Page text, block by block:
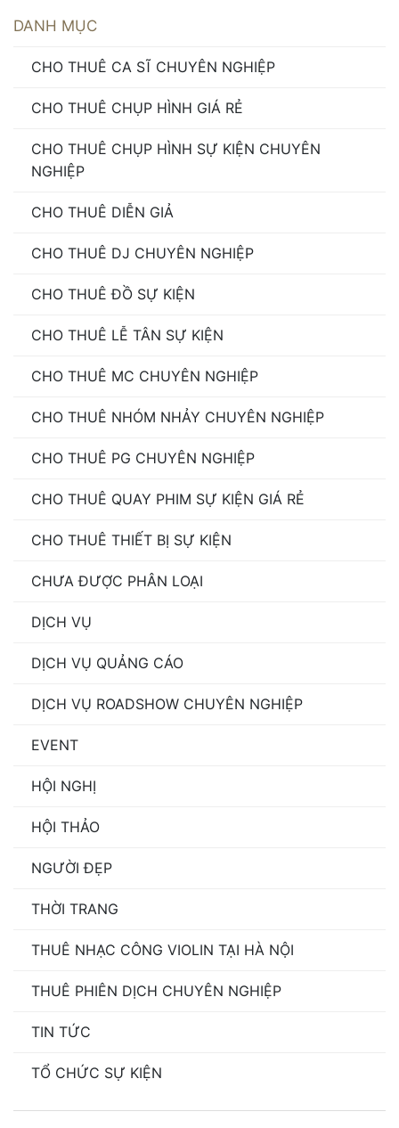
DANH MỤC
CHO THUÊ CA SĨ CHUYÊN NGHIỆP
CHO THUÊ CHỤP HÌNH GIÁ RẺ
CHO THUÊ CHỤP HÌNH SỰ KIỆN CHUYÊN
NGHIỆP
CHO THUÊ DIỄN GIẢ
CHO THUÊ DJ CHUYÊN NGHIỆP
CHO THUÊ ĐỒ SỰ KIỆN
CHO THUÊ LỄ TÂN SỰ KIỆN
CHO THUÊ MC CHUYÊN NGHIỆP
CHO THUÊ NHÓM NHẢY CHUYÊN NGHIỆP
CHO THUÊ PG CHUYÊN NGHIỆP
CHO THUÊ QUAY PHIM SỰ KIỆN GIÁ RẺ
CHO THUÊ THIẾT BỊ SỰ KIỆN
CHƯA ĐƯỢC PHÂN LOẠI
DỊCH VỤ
DỊCH VỤ QUẢNG CÁO
DỊCH VỤ ROADSHOW CHUYÊN NGHIỆP
EVENT
HỘI NGHỊ
HỘI THẢO
NGƯỜI ĐẸP
THỜI TRANG
THUÊ NHẠC CÔNG VIOLIN TẠI HÀ NỘI
THUÊ PHIÊN DỊCH CHUYÊN NGHIỆP
TIN TỨC
TỔ CHỨC SỰ KIỆN